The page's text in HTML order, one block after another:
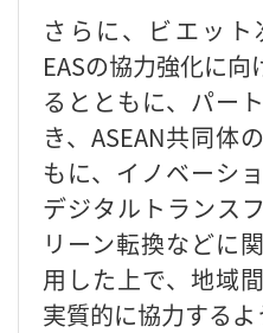
さらに、ビエット
EASの協力強化に
るとともに、パー
き、ASEAN共同体
もに、イノベーシ
デジタルトランス
リーン転換などに
用した上で、地域
実質的に協力するよ